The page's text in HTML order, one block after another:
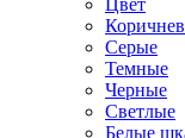
Цвет
Серые
Темные
Черные
Светлые
Белые